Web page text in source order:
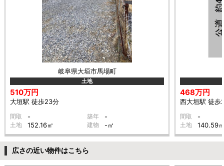
岐阜県大垣市馬場町
土地
510万円
大垣駅 徒歩23分
間取 - 築年 -
土地 152.16㎡ 建物 -㎡
468万円
西大垣駅 徒歩
間取 -
土地 140.59
広さの近い物件はこちら